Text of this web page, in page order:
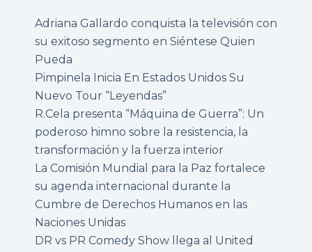
Adriana Gallardo conquista la televisión con
su exitoso segmento en Siéntese Quien
Pueda
Pimpinela Inicia En Estados Unidos Su
Nuevo Tour “Leyendas”
R.Cela presenta “Máquina de Guerra”: Un
poderoso himno sobre la resistencia, la
transformación y la fuerza interior
La Comisión Mundial para la Paz fortalece
su agenda internacional durante la
Cumbre de Derechos Humanos en las
Naciones Unidas
DR vs PR Comedy Show llega al United